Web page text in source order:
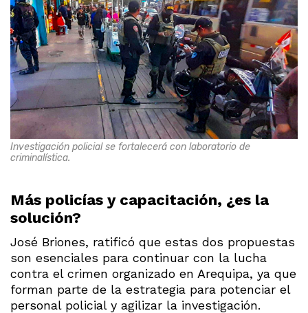
Investigación policial se fortalecerá con laboratorio de
criminalística.
Más policías y capacitación, ¿es la
solución?
José Briones, ratificó que estas dos propuestas
son esenciales para continuar con la lucha
contra el crimen organizado en Arequipa, ya que
forman parte de la estrategia para potenciar el
personal policial y agilizar la investigación.